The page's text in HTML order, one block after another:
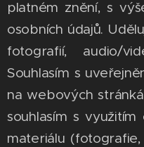
platném znění, s
osobních údajů.
fotografií, audio/
Souhlasím s
na webových
souhlasím s
materiálu